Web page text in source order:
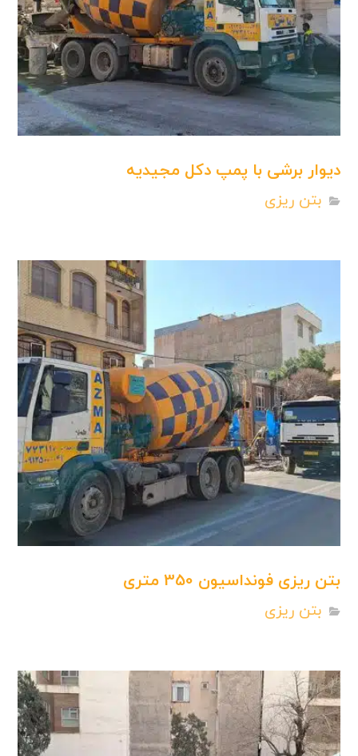
دیوار برشی با پمپ دکل مجیدیه
بتن ریزی
بتن ریزی فونداسیون 350 متری
بتن ریزی